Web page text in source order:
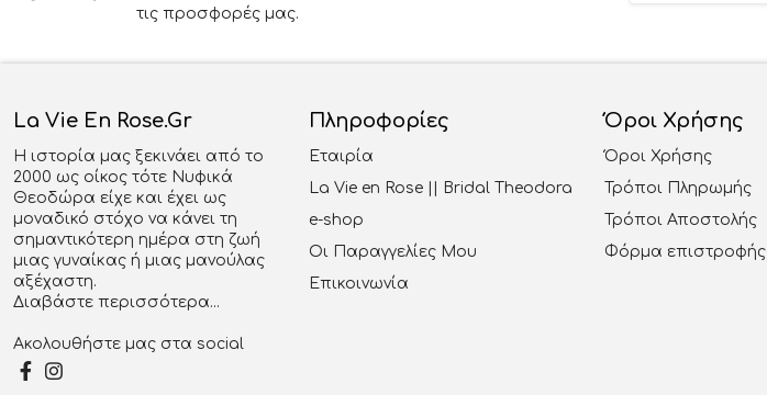
τις προσφορές μας.
La Vie En Rose.gr
Η ιστορία μας ξεκινάει από το
2000 ως οίκος τότε Νυφικά
Θεοδώρα είχε και έχει ως
μοναδικό στόχο να κάνει τη
σημαντικότερη ημέρα στη ζωή
μιας γυναίκας ή μιας μανούλας
αξέχαστη.
Διαβάστε περισσότερα...
Ακολουθήστε μας στα social
Πληροφορίες
Εταιρία
La Vie en Rose || Bridal Theodora
e-shop
Οι Παραγγελίες Μου
Επικοινωνία
Όροι Χρήσης
Όροι Χρήσης
Τρόποι Πληρωμής
Τρόποι Αποστολής
Φόρμα επιστροφής